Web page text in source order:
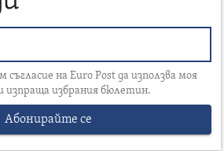
съгласие на Euro Post да използва моя
изпраща избрания бюлетин.
Абонирайте се